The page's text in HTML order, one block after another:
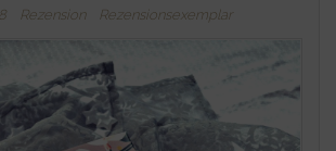
Rezension Rezensionsexemplar